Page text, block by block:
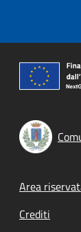
Footer
Area
Crediti